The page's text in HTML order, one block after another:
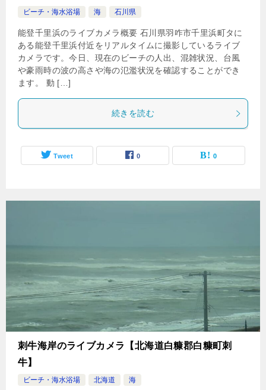
ビーチ・海水浴場 海 石川県
能登千里浜のライブカメラ概要 石川県羽咋市千里浜町タに
ある能登千里浜付近をリアルタイムに撮影しているライブ
カメラです。今日、現在のビーチの人出、混雑状況、台風
や豪雨時の波の高さや海の氾濫状況を確認することができ
ます。 動 […]
続きを読む
Tweet 0 0
刺牛海岸のライブカメラ【北海道白糠郡白糠町刺
牛】
ビーチ・海水浴場 北海道 海